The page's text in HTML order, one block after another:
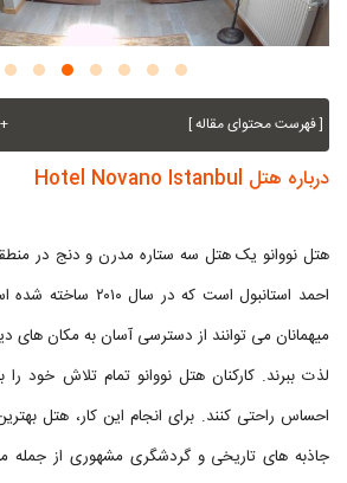
[ فهرست محتوای مقاله ] +
درباره هتل Hotel Novano Istanbul
هتل نووانو یک هتل سه ستاره مدرن و دنج در
احمد استانبول است که
میهمانان می توانند از دسترسی آسان به مکان های
لذت ببرند. کارکنان هتل نووانو تمام تلاش خود را
احساس راحتی کنند. برای انجام این کار، هتل
جاذبه های تاریخی و گردشگری مشهوری از جمله